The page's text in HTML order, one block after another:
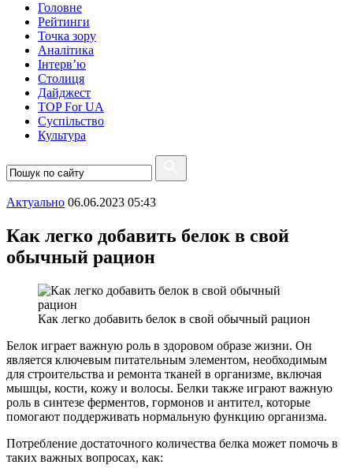
Головне
Рейтинги
Точка зору
Аналітика
Інтерв’ю
Столиця
Дайджест
TOP For UA
Суспiльство
Культура
Актуально 06.06.2023 05:43
Как легко добавить белок в свой
обычный рацион
Как легко добавить белок в свой обычный рацион
Белок играет важную роль в здоровом образе жизни. Он
является ключевым питательным элементом, необходимым
для строительства и ремонта тканей в организме, включая
мышцы, кости, кожу и волосы. Белки также играют важную
роль в синтезе ферментов, гормонов и антител, которые
помогают поддерживать нормальную функцию организма.
Потребление достаточного количества белка может помочь в
таких важных вопросах, как: